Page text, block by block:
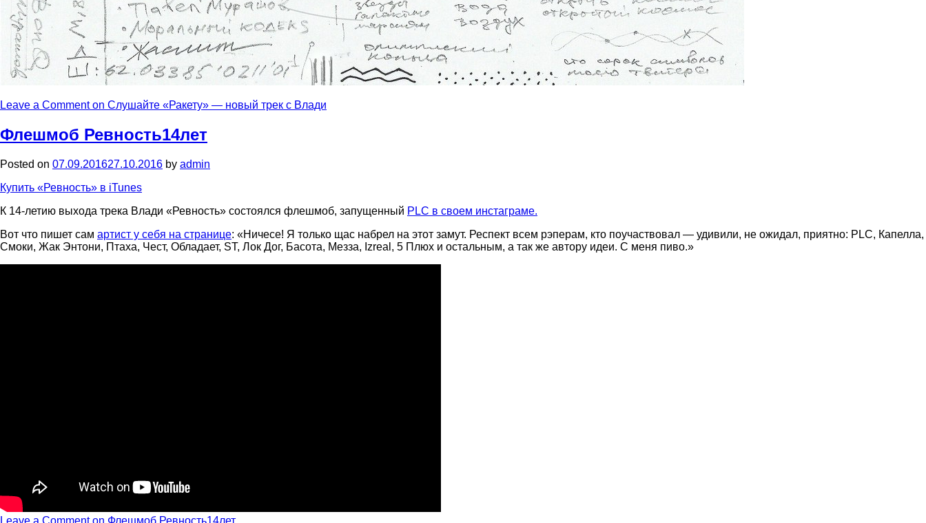
Leave a Commenton Слушайте «Ракету» — новый трек с Влади
Флешмоб Ревность14лет
Posted on 07.09.201627.10.2016 by admin
Купить «Ревность» в iTunes
К 14-летию выхода трека Влади «Ревность» состоялся флешмоб, запущенный PLC в своем инстаграме.
Вот что пишет сам артист у себя на странице: «Ничесе! Я только щас набрел на этот замут. Респект всем рэперам, кто поучаствовал — удивили, не ожидал, приятно: PLC, Капелла,
Смоки, Жак Энтони, Птаха, Чест, Oбладает, ST, Лок Дог, Басота, Мезза, Izreal, 5 Плюх и остальным, а так же автору идеи. С меня пиво.»
Leave a Commenton Флешмоб Ревность14лет